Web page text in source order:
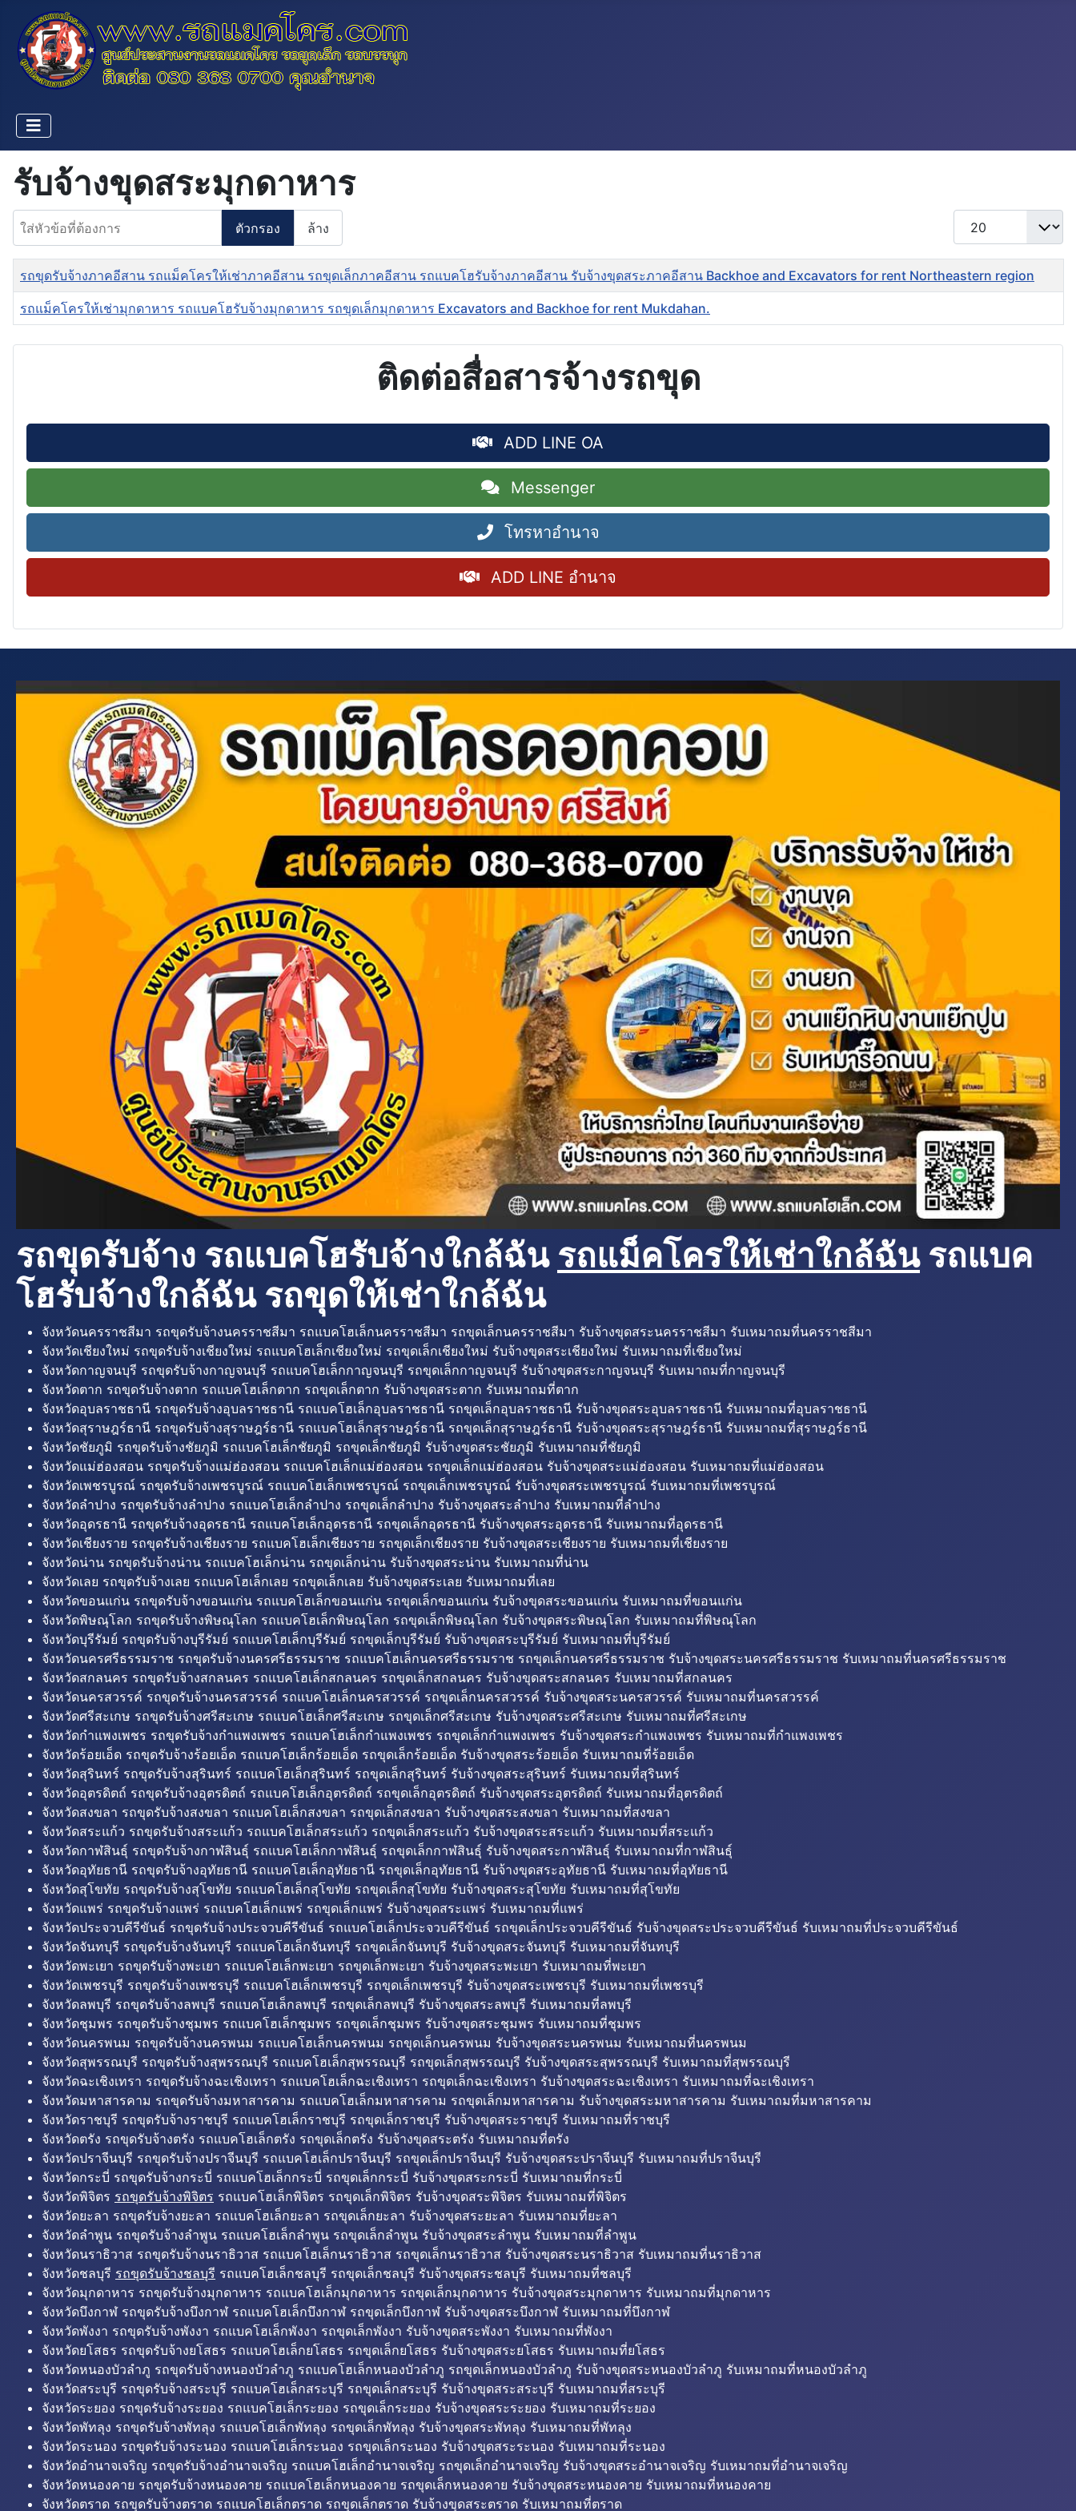
รับจ้างขุดสระมุกดาหาร
ใส่หัวข้อที่ต้องการ
ตัวกรอง ล้าง
แสดง #
ชื่อ
รถขุดรับจ้างภาคอีสาน รถแม็คโครให้เช่าภาคอีสาน รถขุดเล็กภาคอีสาน รถแบคโฮรับจ้างภาคอีสาน รับจ้างขุดสระภาคอีสาน Backhoe and Excavators for rent Northeastern region
รถแม็คโครให้เช่ามุกดาหาร รถแบคโฮรับจ้างมุกดาหาร รถขุดเล็กมุกดาหาร Excavators and Backhoe for rent Mukdahan.
ติดต่อสื่อสารจ้างรถขุด
ADD LINE OA
Messenger
โทรหาอำนาจ
ADD LINE อำนาจ
รถขุดรับจ้าง รถแบคโฮรับจ้างใกล้ฉัน รถแม็คโครให้เช่าใกล้ฉันรถแบค
โฮรับจ้างใกล้ฉัน รถขุดให้เช่าใกล้ฉัน
จังหวัดนครราชสีมา รถขุดรับจ้างนครราชสีมา รถแบคโฮเล็กนครราชสีมา รถขุดเล็กนครราชสีมา รับจ้างขุดสระนครราชสีมา รับเหมาถมที่นครราชสีมา
จังหวัดเชียงใหม่ รถขุดรับจ้างเชียงใหม่ รถแบคโฮเล็กเชียงใหม่ รถขุดเล็กเชียงใหม่ รับจ้างขุดสระเชียงใหม่ รับเหมาถมที่เชียงใหม่
จังหวัดกาญจนบุรี รถขุดรับจ้างกาญจนบุรี รถแบคโฮเล็กกาญจนบุรี รถขุดเล็กกาญจนบุรี รับจ้างขุดสระกาญจนบุรี รับเหมาถมที่กาญจนบุรี
จังหวัดตาก รถขุดรับจ้างตาก รถแบคโฮเล็กตาก รถขุดเล็กตาก รับจ้างขุดสระตาก รับเหมาถมที่ตาก
จังหวัดอุบลราชธานี รถขุดรับจ้างอุบลราชธานี รถแบคโฮเล็กอุบลราชธานี รถขุดเล็กอุบลราชธานี รับจ้างขุดสระอุบลราชธานี รับเหมาถมที่อุบลราชธานี
จังหวัดสุราษฎร์ธานี รถขุดรับจ้างสุราษฎร์ธานี รถแบคโฮเล็กสุราษฎร์ธานี รถขุดเล็กสุราษฎร์ธานี รับจ้างขุดสระสุราษฎร์ธานี รับเหมาถมที่สุราษฎร์ธานี
จังหวัดชัยภูมิ รถขุดรับจ้างชัยภูมิ รถแบคโฮเล็กชัยภูมิ รถขุดเล็กชัยภูมิ รับจ้างขุดสระชัยภูมิ รับเหมาถมที่ชัยภูมิ
จังหวัดแม่ฮ่องสอน รถขุดรับจ้างแม่ฮ่องสอน รถแบคโฮเล็กแม่ฮ่องสอน รถขุดเล็กแม่ฮ่องสอน รับจ้างขุดสระแม่ฮ่องสอน รับเหมาถมที่แม่ฮ่องสอน
จังหวัดเพชรบูรณ์ รถขุดรับจ้างเพชรบูรณ์ รถแบคโฮเล็กเพชรบูรณ์ รถขุดเล็กเพชรบูรณ์ รับจ้างขุดสระเพชรบูรณ์ รับเหมาถมที่เพชรบูรณ์
จังหวัดลำปาง รถขุดรับจ้างลำปาง รถแบคโฮเล็กลำปาง รถขุดเล็กลำปาง รับจ้างขุดสระลำปาง รับเหมาถมที่ลำปาง
จังหวัดอุดรธานี รถขุดรับจ้างอุดรธานี รถแบคโฮเล็กอุดรธานี รถขุดเล็กอุดรธานี รับจ้างขุดสระอุดรธานี รับเหมาถมที่อุดรธานี
จังหวัดเชียงราย รถขุดรับจ้างเชียงราย รถแบคโฮเล็กเชียงราย รถขุดเล็กเชียงราย รับจ้างขุดสระเชียงราย รับเหมาถมที่เชียงราย
จังหวัดน่าน รถขุดรับจ้างน่าน รถแบคโฮเล็กน่าน รถขุดเล็กน่าน รับจ้างขุดสระน่าน รับเหมาถมที่น่าน
จังหวัดเลย รถขุดรับจ้างเลย รถแบคโฮเล็กเลย รถขุดเล็กเลย รับจ้างขุดสระเลย รับเหมาถมที่เลย
จังหวัดขอนแก่น รถขุดรับจ้างขอนแก่น รถแบคโฮเล็กขอนแก่น รถขุดเล็กขอนแก่น รับจ้างขุดสระขอนแก่น รับเหมาถมที่ขอนแก่น
จังหวัดพิษณุโลก รถขุดรับจ้างพิษณุโลก รถแบคโฮเล็กพิษณุโลก รถขุดเล็กพิษณุโลก รับจ้างขุดสระพิษณุโลก รับเหมาถมที่พิษณุโลก
จังหวัดบุรีรัมย์ รถขุดรับจ้างบุรีรัมย์ รถแบคโฮเล็กบุรีรัมย์ รถขุดเล็กบุรีรัมย์ รับจ้างขุดสระบุรีรัมย์ รับเหมาถมที่บุรีรัมย์
จังหวัดนครศรีธรรมราช รถขุดรับจ้างนครศรีธรรมราช รถแบคโฮเล็กนครศรีธรรมราช รถขุดเล็กนครศรีธรรมราช รับจ้างขุดสระนครศรีธรรมราช รับเหมาถมที่นครศรีธรรมราช
จังหวัดสกลนคร รถขุดรับจ้างสกลนคร รถแบคโฮเล็กสกลนคร รถขุดเล็กสกลนคร รับจ้างขุดสระสกลนคร รับเหมาถมที่สกลนคร
จังหวัดนครสวรรค์ รถขุดรับจ้างนครสวรรค์ รถแบคโฮเล็กนครสวรรค์ รถขุดเล็กนครสวรรค์ รับจ้างขุดสระนครสวรรค์ รับเหมาถมที่นครสวรรค์
จังหวัดศรีสะเกษ รถขุดรับจ้างศรีสะเกษ รถแบคโฮเล็กศรีสะเกษ รถขุดเล็กศรีสะเกษ รับจ้างขุดสระศรีสะเกษ รับเหมาถมที่ศรีสะเกษ
จังหวัดกำแพงเพชร รถขุดรับจ้างกำแพงเพชร รถแบคโฮเล็กกำแพงเพชร รถขุดเล็กกำแพงเพชร รับจ้างขุดสระกำแพงเพชร รับเหมาถมที่กำแพงเพชร
จังหวัดร้อยเอ็ด รถขุดรับจ้างร้อยเอ็ด รถแบคโฮเล็กร้อยเอ็ด รถขุดเล็กร้อยเอ็ด รับจ้างขุดสระร้อยเอ็ด รับเหมาถมที่ร้อยเอ็ด
จังหวัดสุรินทร์ รถขุดรับจ้างสุรินทร์ รถแบคโฮเล็กสุรินทร์ รถขุดเล็กสุรินทร์ รับจ้างขุดสระสุรินทร์ รับเหมาถมที่สุรินทร์
จังหวัดอุตรดิตถ์ รถขุดรับจ้างอุตรดิตถ์ รถแบคโฮเล็กอุตรดิตถ์ รถขุดเล็กอุตรดิตถ์ รับจ้างขุดสระอุตรดิตถ์ รับเหมาถมที่อุตรดิตถ์
จังหวัดสงขลา รถขุดรับจ้างสงขลา รถแบคโฮเล็กสงขลา รถขุดเล็กสงขลา รับจ้างขุดสระสงขลา รับเหมาถมที่สงขลา
จังหวัดสระแก้ว รถขุดรับจ้างสระแก้ว รถแบคโฮเล็กสระแก้ว รถขุดเล็กสระแก้ว รับจ้างขุดสระสระแก้ว รับเหมาถมที่สระแก้ว
จังหวัดกาฬสินธุ์ รถขุดรับจ้างกาฬสินธุ์ รถแบคโฮเล็กกาฬสินธุ์ รถขุดเล็กกาฬสินธุ์ รับจ้างขุดสระกาฬสินธุ์ รับเหมาถมที่กาฬสินธุ์
จังหวัดอุทัยธานี รถขุดรับจ้างอุทัยธานี รถแบคโฮเล็กอุทัยธานี รถขุดเล็กอุทัยธานี รับจ้างขุดสระอุทัยธานี รับเหมาถมที่อุทัยธานี
จังหวัดสุโขทัย รถขุดรับจ้างสุโขทัย รถแบคโฮเล็กสุโขทัย รถขุดเล็กสุโขทัย รับจ้างขุดสระสุโขทัย รับเหมาถมที่สุโขทัย
จังหวัดแพร่ รถขุดรับจ้างแพร่ รถแบคโฮเล็กแพร่ รถขุดเล็กแพร่ รับจ้างขุดสระแพร่ รับเหมาถมที่แพร่
จังหวัดประจวบคีรีขันธ์ รถขุดรับจ้างประจวบคีรีขันธ์ รถแบคโฮเล็กประจวบคีรีขันธ์ รถขุดเล็กประจวบคีรีขันธ์ รับจ้างขุดสระประจวบคีรีขันธ์ รับเหมาถมที่ประจวบคีรีขันธ์
จังหวัดจันทบุรี รถขุดรับจ้างจันทบุรี รถแบคโฮเล็กจันทบุรี รถขุดเล็กจันทบุรี รับจ้างขุดสระจันทบุรี รับเหมาถมที่จันทบุรี
จังหวัดพะเยา รถขุดรับจ้างพะเยา รถแบคโฮเล็กพะเยา รถขุดเล็กพะเยา รับจ้างขุดสระพะเยา รับเหมาถมที่พะเยา
จังหวัดเพชรบุรี รถขุดรับจ้างเพชรบุรี รถแบคโฮเล็กเพชรบุรี รถขุดเล็กเพชรบุรี รับจ้างขุดสระเพชรบุรี รับเหมาถมที่เพชรบุรี
จังหวัดลพบุรี รถขุดรับจ้างลพบุรี รถแบคโฮเล็กลพบุรี รถขุดเล็กลพบุรี รับจ้างขุดสระลพบุรี รับเหมาถมที่ลพบุรี
จังหวัดชุมพร รถขุดรับจ้างชุมพร รถแบคโฮเล็กชุมพร รถขุดเล็กชุมพร รับจ้างขุดสระชุมพร รับเหมาถมที่ชุมพร
จังหวัดนครพนม รถขุดรับจ้างนครพนม รถแบคโฮเล็กนครพนม รถขุดเล็กนครพนม รับจ้างขุดสระนครพนม รับเหมาถมที่นครพนม
จังหวัดสุพรรณบุรี รถขุดรับจ้างสุพรรณบุรี รถแบคโฮเล็กสุพรรณบุรี รถขุดเล็กสุพรรณบุรี รับจ้างขุดสระสุพรรณบุรี รับเหมาถมที่สุพรรณบุรี
จังหวัดฉะเชิงเทรา รถขุดรับจ้างฉะเชิงเทรา รถแบคโฮเล็กฉะเชิงเทรา รถขุดเล็กฉะเชิงเทรา รับจ้างขุดสระฉะเชิงเทรา รับเหมาถมที่ฉะเชิงเทรา
จังหวัดมหาสารคาม รถขุดรับจ้างมหาสารคาม รถแบคโฮเล็กมหาสารคาม รถขุดเล็กมหาสารคาม รับจ้างขุดสระมหาสารคาม รับเหมาถมที่มหาสารคาม
จังหวัดราชบุรี รถขุดรับจ้างราชบุรี รถแบคโฮเล็กราชบุรี รถขุดเล็กราชบุรี รับจ้างขุดสระราชบุรี รับเหมาถมที่ราชบุรี
จังหวัดตรัง รถขุดรับจ้างตรัง รถแบคโฮเล็กตรัง รถขุดเล็กตรัง รับจ้างขุดสระตรัง รับเหมาถมที่ตรัง
จังหวัดปราจีนบุรี รถขุดรับจ้างปราจีนบุรี รถแบคโฮเล็กปราจีนบุรี รถขุดเล็กปราจีนบุรี รับจ้างขุดสระปราจีนบุรี รับเหมาถมที่ปราจีนบุรี
จังหวัดกระบี่ รถขุดรับจ้างกระบี่ รถแบคโฮเล็กกระบี่ รถขุดเล็กกระบี่ รับจ้างขุดสระกระบี่ รับเหมาถมที่กระบี่
จังหวัดพิจิตร รถขุดรับจ้างพิจิตร รถแบคโฮเล็กพิจิตร รถขุดเล็กพิจิตร รับจ้างขุดสระพิจิตร รับเหมาถมที่พิจิตร
จังหวัดยะลา รถขุดรับจ้างยะลา รถแบคโฮเล็กยะลา รถขุดเล็กยะลา รับจ้างขุดสระยะลา รับเหมาถมที่ยะลา
จังหวัดลำพูน รถขุดรับจ้างลำพูน รถแบคโฮเล็กลำพูน รถขุดเล็กลำพูน รับจ้างขุดสระลำพูน รับเหมาถมที่ลำพูน
จังหวัดนราธิวาส รถขุดรับจ้างนราธิวาส รถแบคโฮเล็กนราธิวาส รถขุดเล็กนราธิวาส รับจ้างขุดสระนราธิวาส รับเหมาถมที่นราธิวาส
จังหวัดชลบุรี รถขุดรับจ้างชลบุรี รถแบคโฮเล็กชลบุรี รถขุดเล็กชลบุรี รับจ้างขุดสระชลบุรี รับเหมาถมที่ชลบุรี
จังหวัดมุกดาหาร รถขุดรับจ้างมุกดาหาร รถแบคโฮเล็กมุกดาหาร รถขุดเล็กมุกดาหาร รับจ้างขุดสระมุกดาหาร รับเหมาถมที่มุกดาหาร
จังหวัดบึงกาฬ รถขุดรับจ้างบึงกาฬ รถแบคโฮเล็กบึงกาฬ รถขุดเล็กบึงกาฬ รับจ้างขุดสระบึงกาฬ รับเหมาถมที่บึงกาฬ
จังหวัดพังงา รถขุดรับจ้างพังงา รถแบคโฮเล็กพังงา รถขุดเล็กพังงา รับจ้างขุดสระพังงา รับเหมาถมที่พังงา
จังหวัดยโสธร รถขุดรับจ้างยโสธร รถแบคโฮเล็กยโสธร รถขุดเล็กยโสธร รับจ้างขุดสระยโสธร รับเหมาถมที่ยโสธร
จังหวัดหนองบัวลำภู รถขุดรับจ้างหนองบัวลำภู รถแบคโฮเล็กหนองบัวลำภู รถขุดเล็กหนองบัวลำภู รับจ้างขุดสระหนองบัวลำภู รับเหมาถมที่หนองบัวลำภู
จังหวัดสระบุรี รถขุดรับจ้างสระบุรี รถแบคโฮเล็กสระบุรี รถขุดเล็กสระบุรี รับจ้างขุดสระสระบุรี รับเหมาถมที่สระบุรี
จังหวัดระยอง รถขุดรับจ้างระยอง รถแบคโฮเล็กระยอง รถขุดเล็กระยอง รับจ้างขุดสระระยอง รับเหมาถมที่ระยอง
จังหวัดพัทลุง รถขุดรับจ้างพัทลุง รถแบคโฮเล็กพัทลุง รถขุดเล็กพัทลุง รับจ้างขุดสระพัทลุง รับเหมาถมที่พัทลุง
จังหวัดระนอง รถขุดรับจ้างระนอง รถแบคโฮเล็กระนอง รถขุดเล็กระนอง รับจ้างขุดสระระนอง รับเหมาถมที่ระนอง
จังหวัดอำนาจเจริญ รถขุดรับจ้างอำนาจเจริญ รถแบคโฮเล็กอำนาจเจริญ รถขุดเล็กอำนาจเจริญ รับจ้างขุดสระอำนาจเจริญ รับเหมาถมที่อำนาจเจริญ
จังหวัดหนองคาย รถขุดรับจ้างหนองคาย รถแบคโฮเล็กหนองคาย รถขุดเล็กหนองคาย รับจ้างขุดสระหนองคาย รับเหมาถมที่หนองคาย
จังหวัดตราด รถขุดรับจ้างตราด รถแบคโฮเล็กตราด รถขุดเล็กตราด รับจ้างขุดสระตราด รับเหมาถมที่ตราด